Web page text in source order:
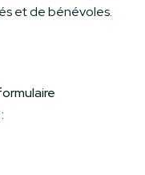
et de bénévoles.